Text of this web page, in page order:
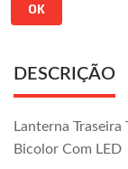
DESCRIÇÃO
Lanterna
Bicolor Com LED